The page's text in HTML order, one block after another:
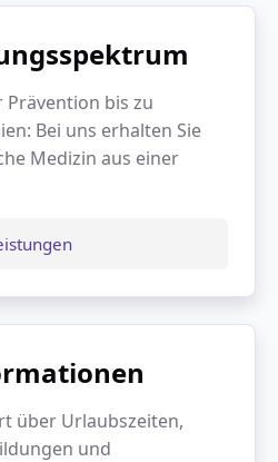
bis zu
Bei uns erhalten Sie
Medizin aus einer
über Urlaubszeiten,
und